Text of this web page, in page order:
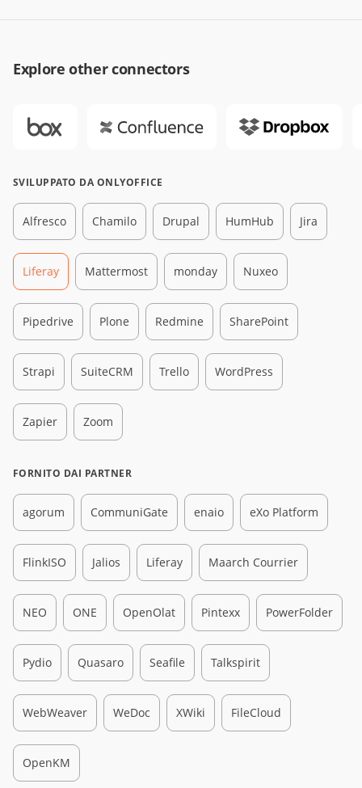
Explore other connectors
SVILUPPATO DA ONLYOFFICE
Alfresco Chamilo Drupal HumHub Jira
Liferay Mattermost monday Nuxeo
Pipedrive Plone Redmine SharePoint
Strapi SuiteCRM Trello WordPress
Zapier Zoom
FORNITO DAI PARTNER
agorum CommuniGate enaio eXo Platform
FlinkISO Jalios Liferay Maarch Courrier
NEO ONE OpenOlat Pintexx PowerFolder
Pydio Quasaro Seafile Talkspirit
WebWeaver WeDoc XWiki FileCloud
OpenKM